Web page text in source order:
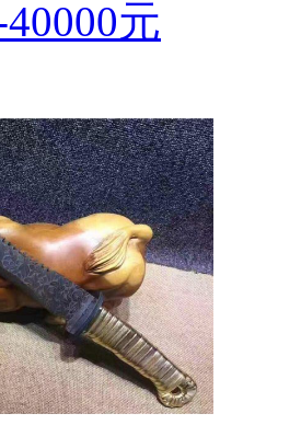
元